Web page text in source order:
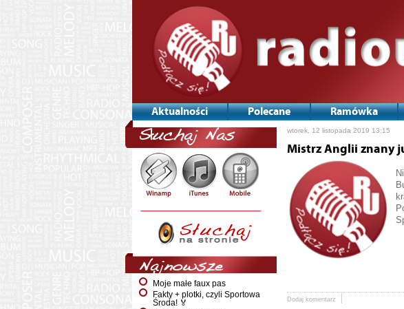
Aktualności Polecane Ramówka
Słuchaj Nas
Najnowsze
Moje małe faux pas
Fakty + plotki, czyli Sportowa
Środa! 🏅
wtorek, 12 listopada 2019 13:15
Mistrz Anglii znany
Dodaj komentarz